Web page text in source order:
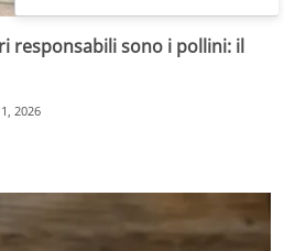
responsabili sono i pollini: il
2026